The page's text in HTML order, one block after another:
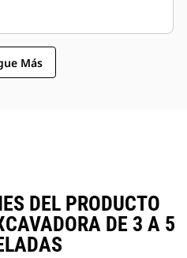
Más
DEL PRODUCTO
DE 3 A 5